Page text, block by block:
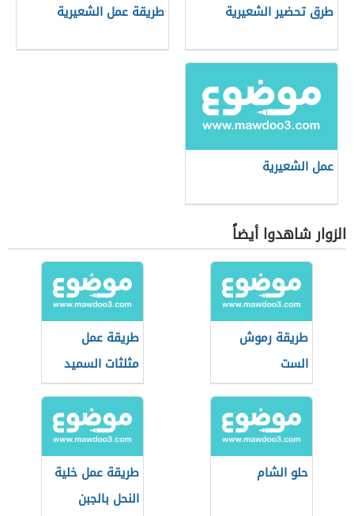
طرق تحضير الشعيرية طريقة عمل الشعيرية
عمل الشعيرية
الزوار شاهدوا أيضاً
طريقة رموش
الست
طريقة عمل
مثلثات السميد
حلو الشام
طريقة عمل خلية
النحل بالجبن